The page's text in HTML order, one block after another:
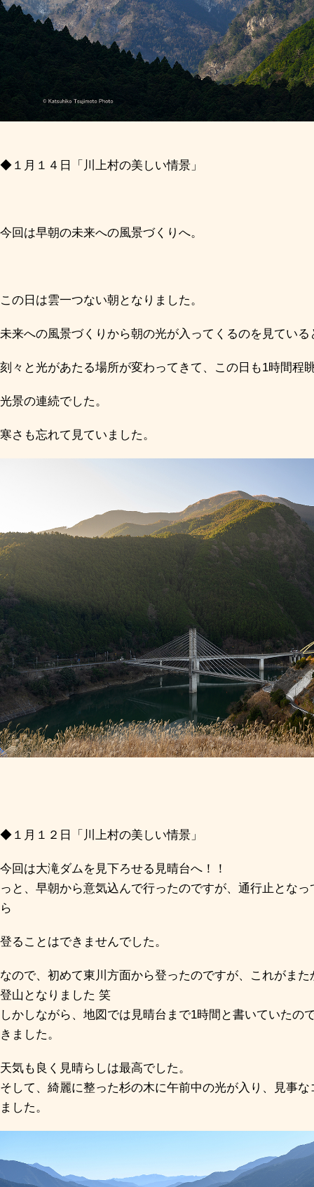
◆１月１４日「川上村の美しい情景」
今回は早朝の未来への風景づくりへ。
この日は雲一つない朝となりました。
未来への風景づくりから朝の光が入ってくるのを見てい
刻々と光があたる場所が変わってきて、この日も1時間程
光景の連続でした。
寒さも忘れて見ていました。
◆１月１２日「川上村の美しい情景」
今回は大滝ダムを見下ろせる見晴台へ！！
っと、早朝から意気込んで行ったのですが、通行止とな
ら
登ることはできませんでした。
なので、初めて東川方面から登ったのですが、これがま
登山となりました 笑
しかしながら、地図では見晴台まで1時間と書いていたの
きました。
天気も良く見晴らしは最高でした。
そして、綺麗に整った杉の木に午前中の光が入り、見事
ました。